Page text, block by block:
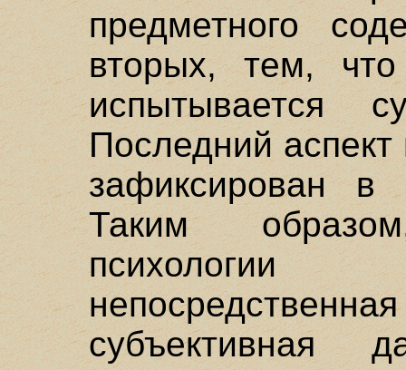
предметного
вторых, тем, что
испытывается
Последний аспект
зафиксирован в
Таким
психологии
субъективная